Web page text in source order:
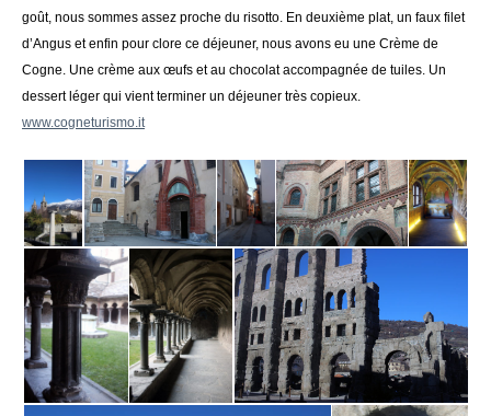
goût, nous sommes assez proche du risotto. En deuxième plat, un faux filet
d’Angus et enfin pour clore ce déjeuner, nous avons eu une Crème de
Cogne. Une crème aux œufs et au chocolat accompagnée de tuiles. Un
dessert léger qui vient terminer un déjeuner très copieux.
www.cogneturismo.it